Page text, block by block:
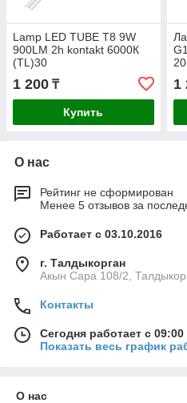
Lamp LED TUBE T8 9W
900LM 2h kontakt 6000К
(TL)30
1 200 ₸
Купить
1
О нас
Рейтинг не сформирован
Менее 5 отзывов за
Работает с 03.10.2016
г. Талдыкорган
Акын Сара 108/2,
Контакты
Сегодня работает с
Показать весь график
О нас